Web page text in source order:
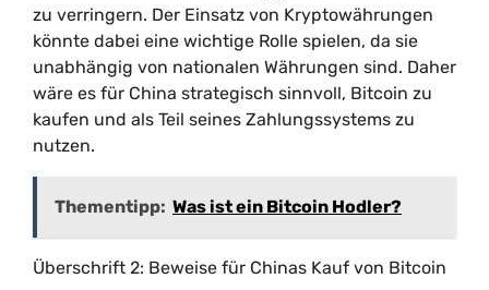
zu verringern. Der Einsatz von Kryptowährungen
könnte dabei eine wichtige Rolle spielen, da sie
unabhängig von nationalen Währungen sind. Daher
wäre es für China strategisch sinnvoll, Bitcoin zu
kaufen und als Teil seines Zahlungssystems zu
nutzen.
Thementipp: Was ist ein Bitcoin Hodler?
Überschrift 2: Beweise für Chinas Kauf von Bitcoin